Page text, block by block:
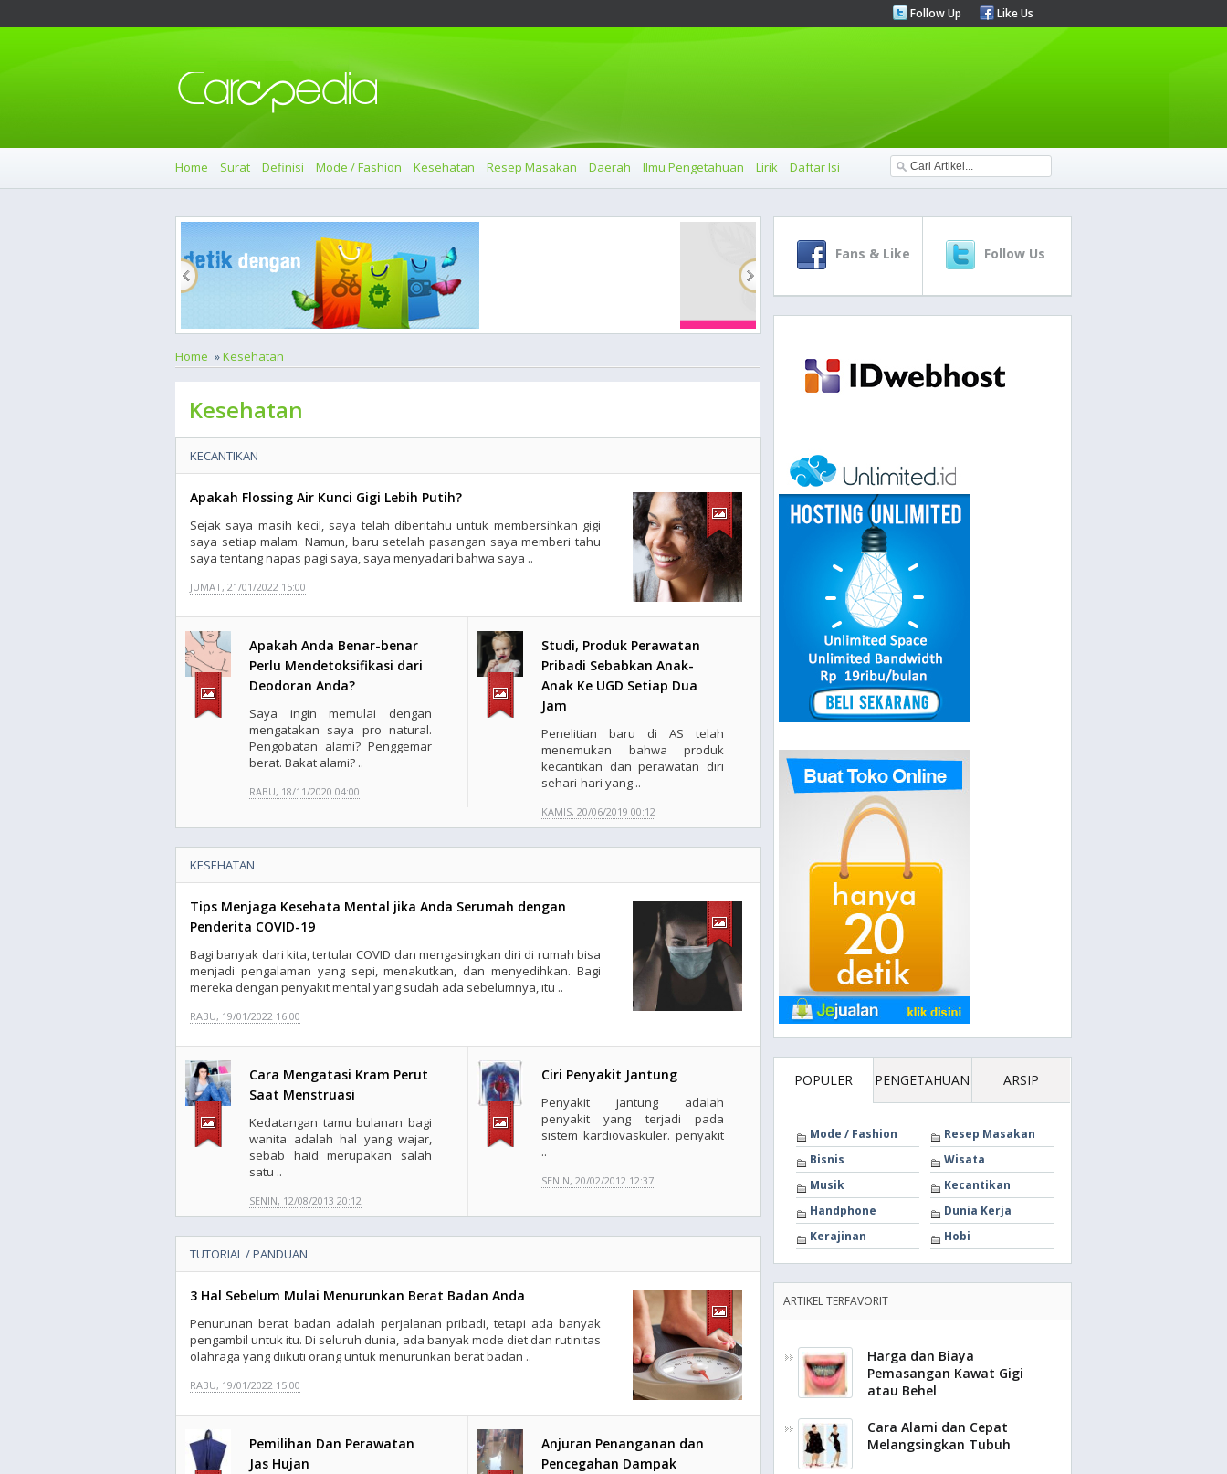
Follow Up Like Us
Home Surat Definisi Mode / Fashion Kesehatan Resep Masakan Daerah Ilmu Pengetahuan Lirik Daftar Isi
Home »Kesehatan
Kesehatan
KECANTIKAN
Apakah Flossing Air Kunci Gigi Lebih Putih?
Sejak saya masih kecil, saya telah diberitahu untuk membersihkan gigi
saya setiap malam. Namun, baru setelah pasangan saya memberi tahu
saya tentang napas pagi saya, saya menyadari bahwa saya ..
JUMAT, 21/01/2022 15:00
Apakah Anda Benar-benar
Perlu Mendetoksifikasi dari
Deodoran Anda?
Saya ingin memulai dengan
mengatakan saya pro natural.
Pengobatan alami? Penggemar
berat. Bakat alami? ..
RABU, 18/11/2020 04:00
Studi, Produk Perawatan
Pribadi Sebabkan Anak-
Anak Ke UGD Setiap Dua
Jam
Penelitian baru di AS telah
menemukan bahwa produk
kecantikan dan perawatan diri
sehari-hari yang ..
KAMIS, 20/06/2019 00:12
KESEHATAN
Tips Menjaga Kesehata Mental jika Anda Serumah dengan
Penderita COVID-19
Bagi banyak dari kita, tertular COVID dan mengasingkan diri di rumah bisa
menjadi pengalaman yang sepi, menakutkan, dan menyedihkan. Bagi
mereka dengan penyakit mental yang sudah ada sebelumnya, itu ..
RABU, 19/01/2022 16:00
Cara Mengatasi Kram Perut
Saat Menstruasi
Kedatangan tamu bulanan bagi
wanita adalah hal yang wajar,
sebab haid merupakan salah
satu ..
SENIN, 12/08/2013 20:12
Ciri Penyakit Jantung
Penyakit jantung adalah
penyakit yang terjadi pada
sistem kardiovaskuler. penyakit
..
SENIN, 20/02/2012 12:37
TUTORIAL / PANDUAN
3 Hal Sebelum Mulai Menurunkan Berat Badan Anda
Penurunan berat badan adalah perjalanan pribadi, tetapi ada banyak
pengambil untuk itu. Di seluruh dunia, ada banyak mode diet dan rutinitas
olahraga yang diikuti orang untuk menurunkan berat badan ..
RABU, 19/01/2022 15:00
Pemilihan Dan Perawatan
Jas Hujan
Anjuran Penanganan dan
Pencegahan Dampak
Fans & Like Follow Us
POPULER PENGETAHUAN ARSIP
Mode / Fashion
Resep Masakan
Bisnis
Wisata
Musik
Kecantikan
Handphone
Dunia Kerja
Kerajinan
Hobi
ARTIKEL TERFAVORIT
Harga dan Biaya
Pemasangan Kawat Gigi
atau Behel
Cara Alami dan Cepat
Melangsingkan Tubuh